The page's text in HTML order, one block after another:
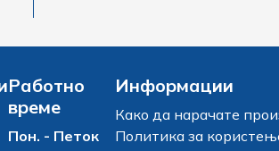
Работно
време
Пон. - Петок
Информации
Како да нарачате
Политика за